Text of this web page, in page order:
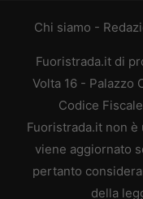
Chi siamo -
Fuoristrada.it di
Volta 16 - Palazzo
Codice
Fuoristrada.it non
viene aggiornato
pertanto
della